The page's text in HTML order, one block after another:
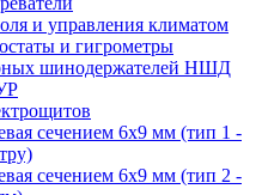
и управления климатом
и гигрометры
шинодержателей НШД
сечением 6х9 мм (тип 1 -
сечением 6х9 мм (тип 2 -